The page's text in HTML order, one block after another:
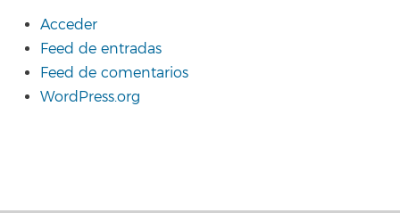
Acceder
Feed de entradas
Feed de comentarios
WordPress.org